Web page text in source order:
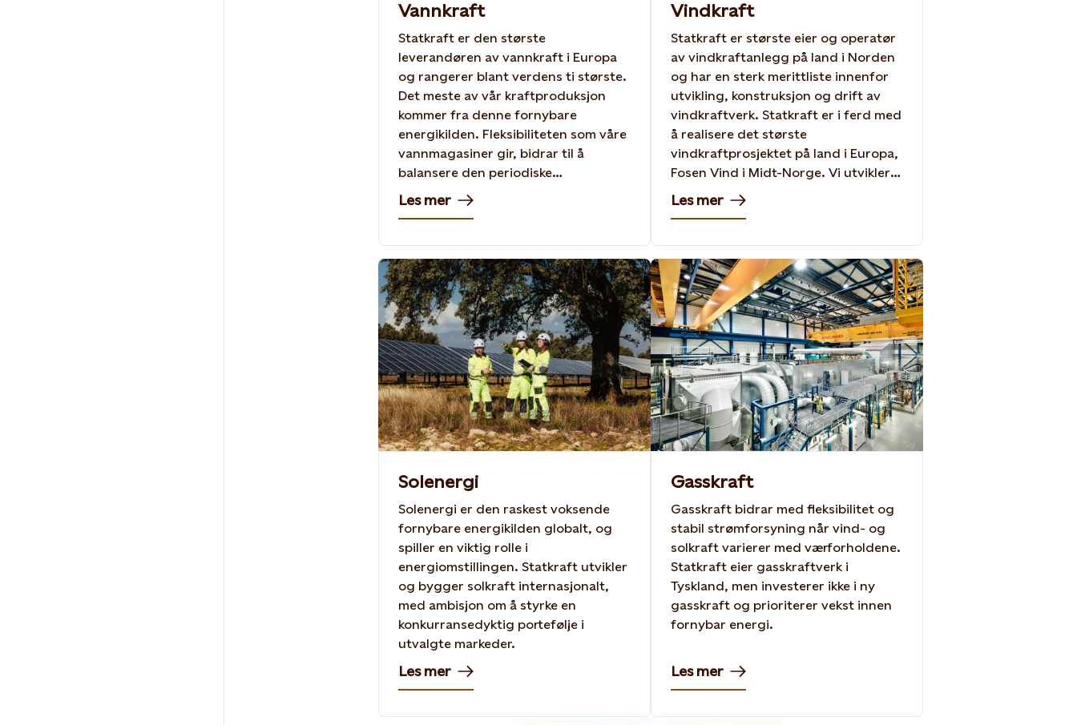
Vannkraft
Statkraft er den største
leverandøren av vannkraft i Europa
og rangerer blant verdens ti største.
Det meste av vår kraftproduksjon
kommer fra denne fornybare
energikilden. Fleksibiliteten som våre
vannmagasiner gir, bidrar til å
balansere den periodiske
produksjonen fra vår økende vind-
og solkraftportefølje.
Les mer
Vindkraft
Statkraft er største eier og operatør
av vindkraftanlegg på land i Norden
og har en sterk merittliste innenfor
utvikling, konstruksjon og drift av
vindkraftverk. Statkraft er i ferd med
å realisere det største
vindkraftprosjektet på land i Europa,
Fosen Vind i Midt-Norge. Vi utvikler
også vindkraft internasjonalt, både i
Brasil, Chile, India, Storbritannia og
Les mer
Rundedal solenergipark i Nederland
Foto: Ole Martin Wold
Solenergi
Solenergi er den raskest voksende
fornybare energikilden globalt, og
spiller en viktig rolle i
energiomstillingen. Statkraft utvikler
og bygger solkraft internasjonalt,
med ambisjon om å styrke en
konkurransedyktig portefølje i
utvalgte markeder.
Les mer
Gasskraft
Gasskraft bidrar med fleksibilitet og
stabil strømforsyning når vind- og
solkraft varierer med værforholdene.
Statkraft eier gasskraftverk i
Tyskland, men investerer ikke i ny
gasskraft og prioriterer vekst innen
fornybar energi.
Les mer